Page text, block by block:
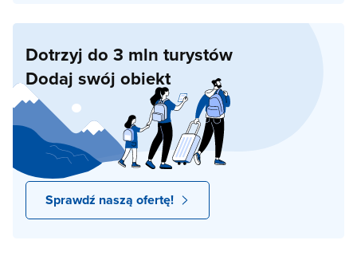
Dotrzyj do 3 mln turystów
Dodaj swój obiekt
Sprawdź naszą ofertę!